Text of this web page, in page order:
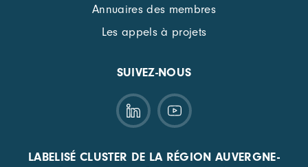
Annuaires des membres
Les appels à projets
SUIVEZ-NOUS
LABELISÉ CLUSTER DE LA RÉGION AUVERGNE-